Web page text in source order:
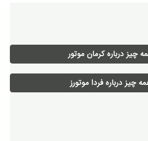
چیز درباره کرمان موتور
چیز درباره فردا موتورز